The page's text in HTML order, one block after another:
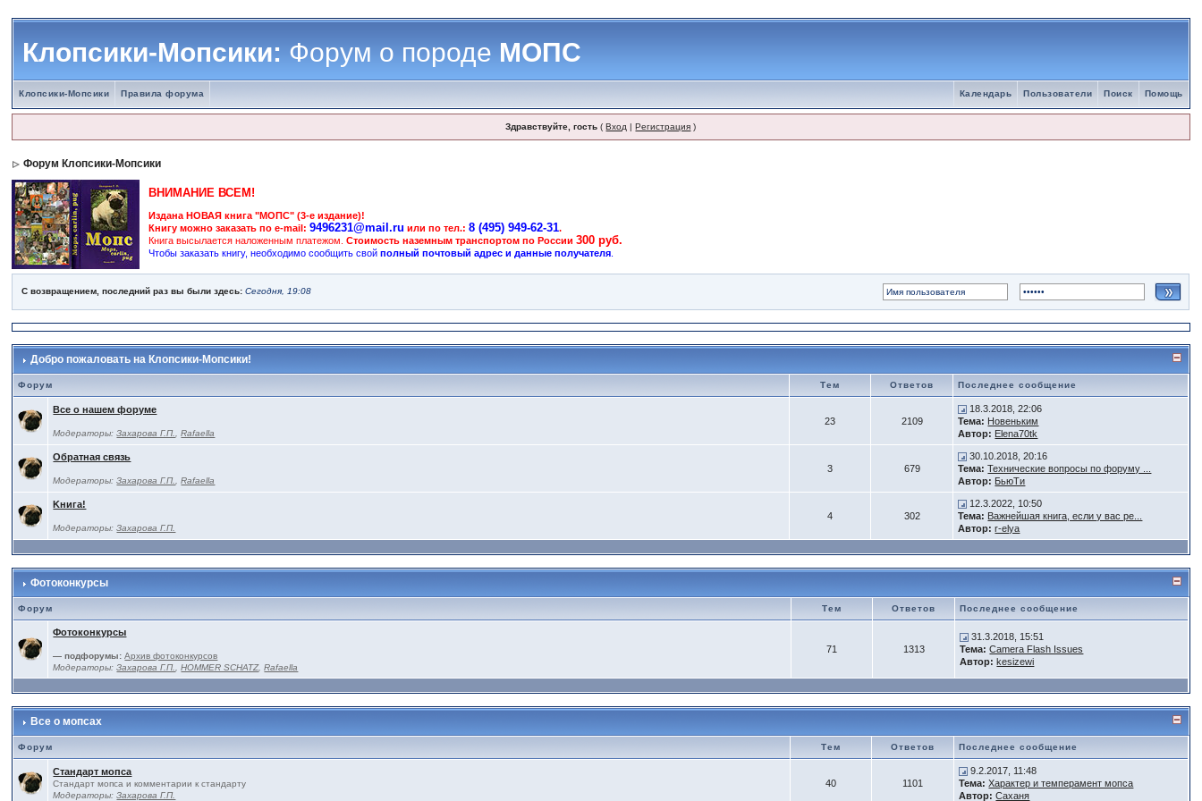
Клопсики-Мопсики:Форум о породеМОПС
Клопсики-Мопсики Правила форума Помощь
Поиск
Пользователи
Календарь
Здравствуйте, гость (Вход |Регистрация )
Форум Клопсики-Мопсики
ВНИМАНИЕ ВСЕМ!
Издана НОВАЯ книга "МОПС" (3-е издание)!
Книгу можно заказать по e-mail:9496231@mail.ru или по тел.:8 (495) 949-62-31.
Книга высылается наложенным платежом.Стоимость наземным транспортом по России300 руб.
Чтобы заказать книгу, необходимо сообщить свойполный почтовый адрес и данные получателя
С возвращением, последний раз вы были здесь:Сегодня, 19:08
Добро пожаловать на Клопсики-Мопсики!
Форум Тем Ответов Последнее сообщение
Все о нашем форуме
Модераторы:Захарова Г.П. ,Rafaella
23 2109
18.3.2018, 22:06
Тема: Новеньким
Автор: Elena70tk
Обратная связь
Модераторы:Захарова Г.П. ,Rafaella
3 679
30.10.2018, 20:16
Тема: Технические вопросы по форуму ...
Автор: БьюTи
Kнига!
Модераторы:Захарова Г.П.
4 302
12.3.2022, 10:50
Тема: Важнейшая книга, если у вас ре...
Автор: r-elya
Фотоконкурсы
Форум Тем Ответов Последнее сообщение
Фотоконкурсы
— подфорумы: Архив фотоконкурсов
Модераторы:Захарова Г.П. ,HOMMER SCHATZ,Rafaella
71 1313
31.3.2018, 15:51
Тема: Camera Flash Issues
Автор: kesizewi
Все о мопсах
Форум Тем Ответов Последнее сообщение
Стандарт мопса
Стандарт мопса и комментарии к стандарту
Модераторы:Захарова Г.П.
40 1101
9.2.2017, 11:48
Тема: Характер и темперамент мопса
Автор: Саханя